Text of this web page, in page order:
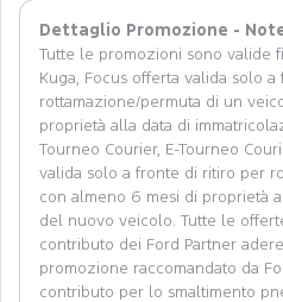
Dettaglio Promozione -
Tutte le promozioni sono valide
Kuga, Focus offerta valida solo
rottamazione/permuta di un
proprietà alla data di
Tourneo Courier, E-Tourneo
valida solo a fronte di ritiro per
con almeno 6 mesi di proprietà
del nuovo veicolo. Tutte le
contributo dei Ford Partner
promozione raccomandato da
contributo per lo smaltimento